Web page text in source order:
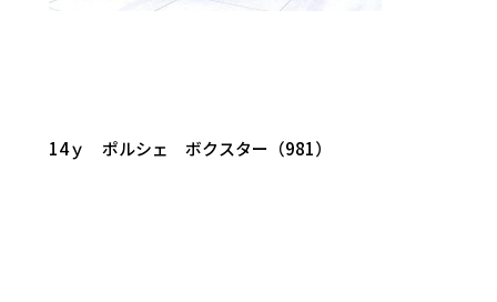
14ｙ ポルシェ ボクスター（981）